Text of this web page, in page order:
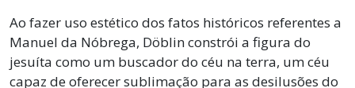
Ao fazer uso estético dos fatos históricos referentes a
Manuel da Nóbrega, Döblin constrói a figura do
jesuíta como um buscador do céu na terra, um céu
capaz de oferecer sublimação para as desilusões do